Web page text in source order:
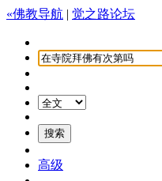
«佛教导航 | 觉之路论坛
高级